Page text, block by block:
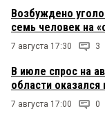
Возбуждено
семь человек на
7 августа 17:30 3
В июле спрос на
области
7 августа 17:00 0